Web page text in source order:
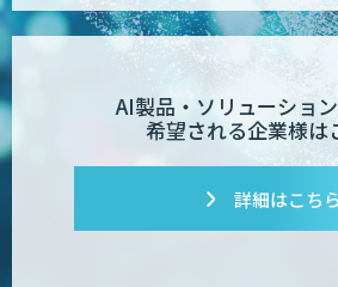
【特許調査特化】
対話型AI×データ
する
AI製品・ソリューショ
希望される企業様は
詳細はこちら